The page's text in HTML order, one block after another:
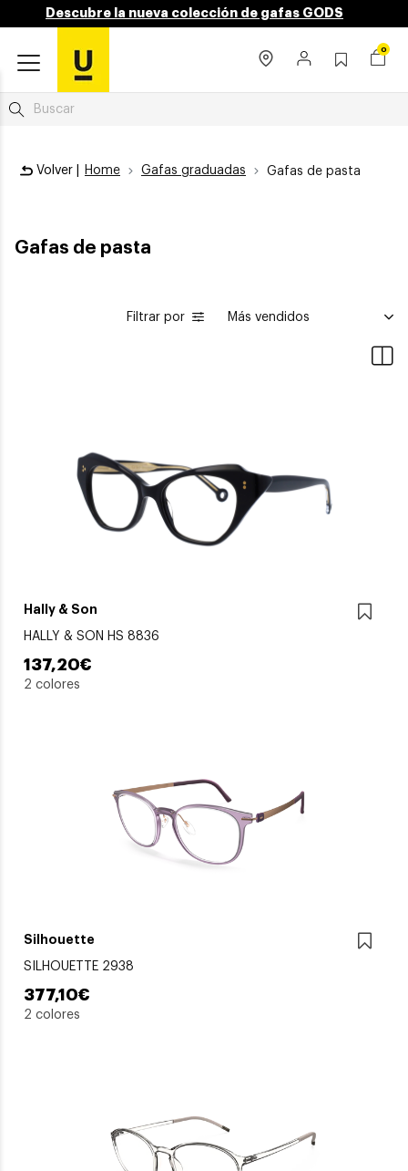
Descubre la nueva colección de gafas GODS
0
Volver | Home Gafas graduadas Gafas de pasta
Gafas de pasta
Filtrar por
Hally & Son
HALLY & SON HS 8836
137,20€
2 colores
Silhouette
SILHOUETTE 2938
377,10€
2 colores